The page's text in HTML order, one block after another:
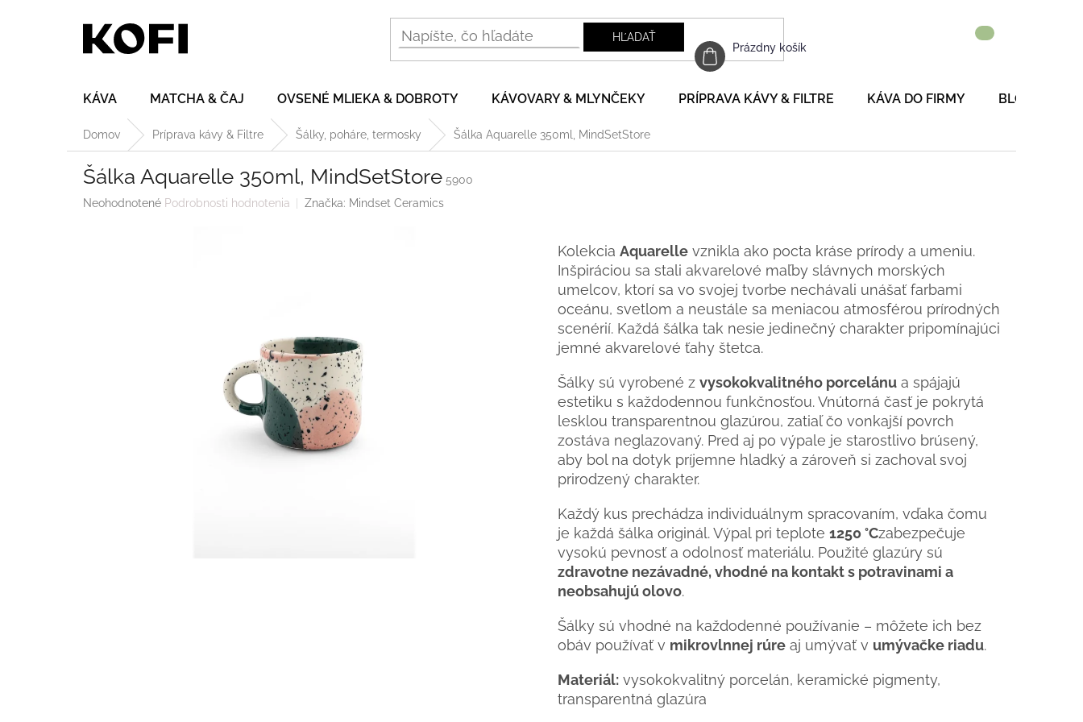
HĽADAŤ
NÁKUPNÝ
KOŠÍK
Prázdny košík
KÁVA MATCHA & ČAJ OVSENÉ MLIEKA & DOBROTY KÁVOVARY & MLYNČEKY PRÍPRAVA KÁVY & FILTRE KÁVA DO FIRMY BLOG
Domov Príprava kávy & Filtre Šálky, poháre, termosky Šálka Aquarelle 350ml, MindSetStore
Šálka Aquarelle 350ml, MindSetStore 5900
Priemerné
Neohodnotené Podrobnosti hodnotenia Značka: Mindset Ceramics
Kolekcia Aquarelle vznikla ako pocta kráse prírody a umeniu.
Inšpiráciou sa stali akvarelové maľby slávnych morských
umelcov, ktorí sa vo svojej tvorbe nechávali unášať farbami
oceánu, svetlom a neustále sa meniacou atmosférou prírodných
scenérií. Každá šálka tak nesie jedinečný charakter pripomínajúci
jemné akvarelové ťahy štetca.
Šálky sú vyrobené z vysokokvalitného porcelánu a spájajú
estetiku s každodennou funkčnosťou. Vnútorná časť je pokrytá
lesklou transparentnou glazúrou, zatiaľ čo vonkajší povrch
zostáva neglazovaný. Pred aj po výpale je starostlivo brúsený,
aby bol na dotyk príjemne hladký a zároveň si zachoval svoj
prirodzený charakter.
Každý kus prechádza individuálnym spracovaním, vďaka čomu
je každá šálka originál. Výpal pri teplote 1250 °Czabezpečuje
vysokú pevnosť a odolnosť materiálu. Použité glazúry sú
zdravotne nezávadné, vhodné na kontakt s potravinami a
neobsahujú olovo.
Šálky sú vhodné na každodenné používanie – môžete ich bez
obáv používať v mikrovlnnej rúre aj umývať v umývačke riadu.
Materiál: vysokokvalitný porcelán, keramické pigmenty,
transparentná glazúra